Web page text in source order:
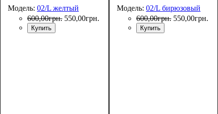
Модель: 02/L желтый
600,00грн. 550,00грн.
Купить
Модель: 02/L бирюзовый
600,00грн. 550,00грн.
Купить